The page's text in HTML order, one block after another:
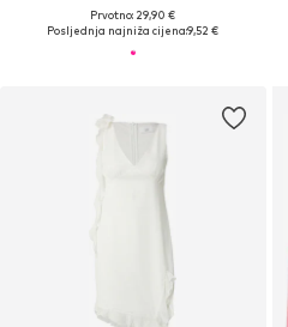
Prvotno: 29,90 €
Posljednja najniža cijena:9,52 €